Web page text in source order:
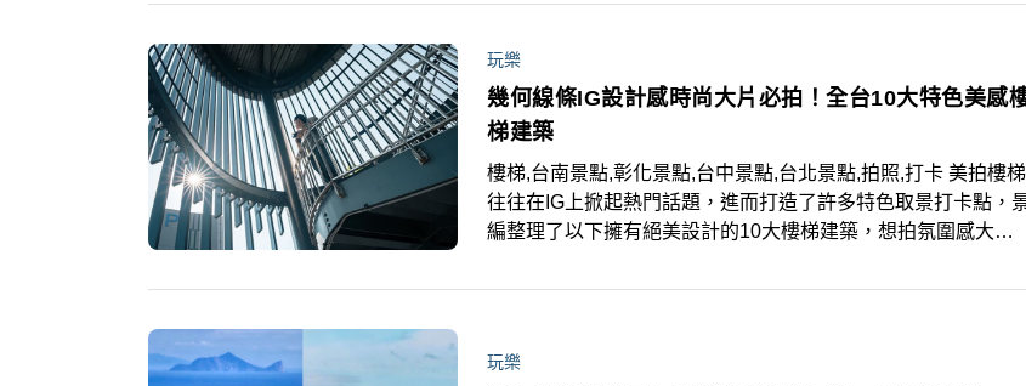
玩樂
幾何線條IG設計感時尚大片必拍！全台10大特色美感
梯建築
樓梯,台南景點,彰化景點,台中景點,台北景點,拍照,打卡 美拍樓梯
往往在IG上掀起熱門話題，進而打造了許多特色取景打卡點，
編整理了以下擁有絕美設計的10大樓梯建築，想拍氛圍感大片
玩樂